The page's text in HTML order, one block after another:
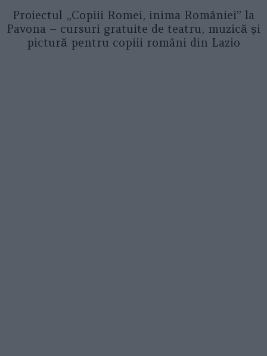
Proiectul „Copiii Romei, inima României” la
Pavona – cursuri gratuite de teatru, muzică și
pictură pentru copiii români din Lazio